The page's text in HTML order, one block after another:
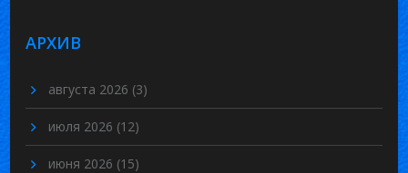
АРХИВ
августа 2026 (3)
июля 2026 (12)
июня 2026 (15)